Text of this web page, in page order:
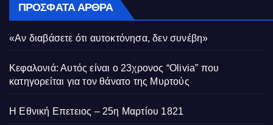
ΠΡΌΣΦΑΤΑ ΆΡΘΡΑ
«Αν διαβάσετε ότι αυτοκτόνησα, δεν συνέβη»
Κεφαλονιά: Αυτός είναι ο 23χρονος “Olivia” που
κατηγορείται για τον θάνατο της Μυρτούς
Η Εθνική Επετειος – 25η Μαρτίου 1821